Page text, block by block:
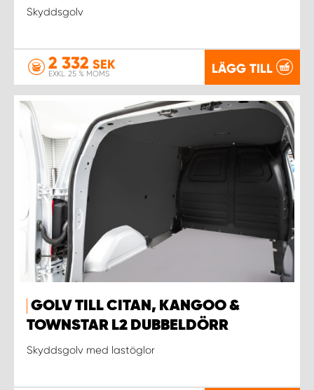
Skyddsgolv
2 332 SEK
EXKL. 25 % MOMS LÄGG TILL
GOLV TILL CITAN, KANGOO &
TOWNSTAR L2 DUBBELDÖRR
Skyddsgolv med lastöglor